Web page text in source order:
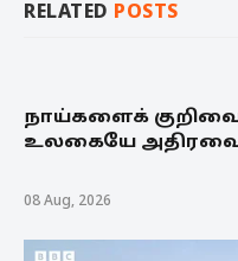
RELATED POSTS
நாய்களைக்
உலகையே
08 Aug, 2026